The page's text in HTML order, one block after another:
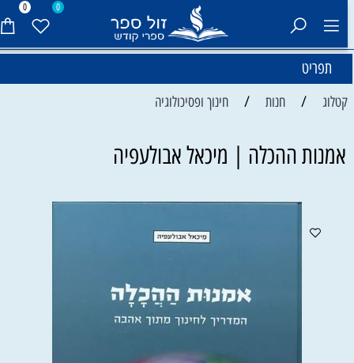
0 0
תפריט
קטלוג / חנות / חינוך ופסיכולוגיה
אמנות ההכלה | מיכאל אבולעפיה